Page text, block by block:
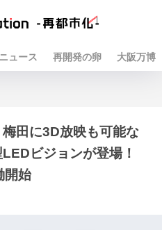
ュース 再開発の卵 大阪万博
梅田に3D放映も可能な
ビジョンが登場！
開始